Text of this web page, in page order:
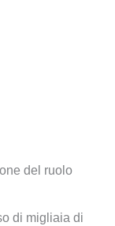
del ruolo
di migliaia di